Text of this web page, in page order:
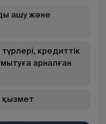
ашу және
кредиттік
арналған
қызмет